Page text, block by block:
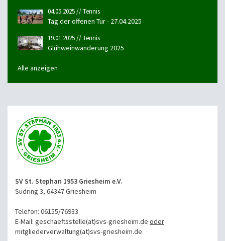
04.05.2025 // Tennis
Tag der offenen Tür - 27.04.2025
19.01.2025 // Tennis
Glühweinwanderung 2025
Alle anzeigen
SV St. Stephan 1953 Griesheim e.V.
Südring 3, 64347 Griesheim
Telefon: 06155/76933
E-Mail: geschaeftsstelle(at)svs-griesheim.de oder
mitgliederverwaltung(at)svs-griesheim.de